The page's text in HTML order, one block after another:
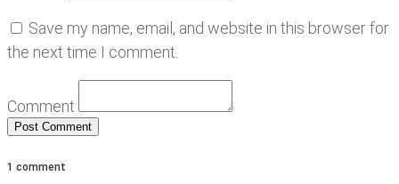
Save my name, email, and website in this browser for
the next time I comment.
Comment
1 comment